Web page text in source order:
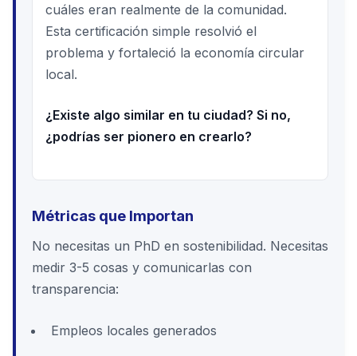
cuáles eran realmente de la comunidad.
Esta certificación simple resolvió el
problema y fortaleció la economía circular
local.
¿Existe algo similar en tu ciudad? Si no,
¿podrías ser pionero en crearlo?
Métricas que Importan
No necesitas un PhD en sostenibilidad. Necesitas
medir 3-5 cosas y comunicarlas con
transparencia:
Empleos locales generados